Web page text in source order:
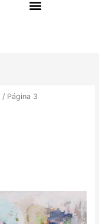
/ Página 3